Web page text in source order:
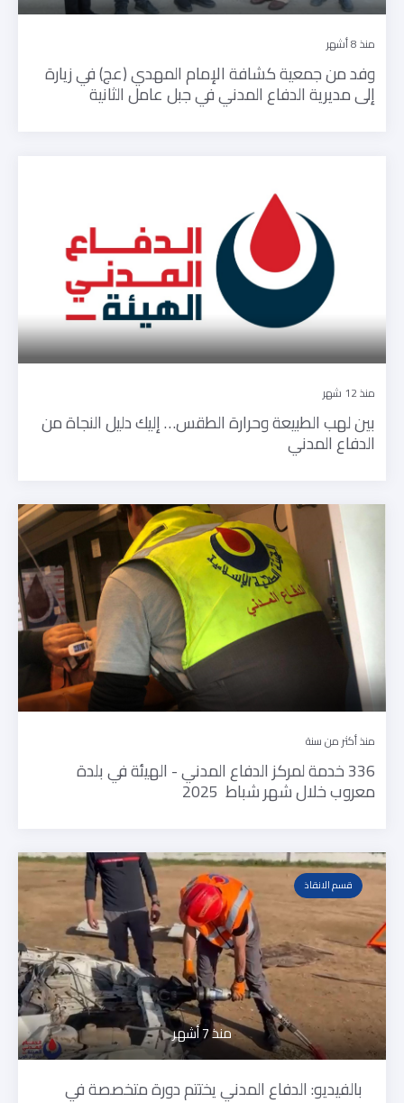
منذ 8 أشهر
وفد من جمعية كشافة الإمام المهدي (عج) في زيارة
إلى مديرية الدفاع المدني في جبل عامل الثانية
منذ 12 شهر
بين لهب الطبيعة وحرارة الطقس… إليك دليل النجاة من
الدفاع المدني
منذ أكثر من سنة
336 خدمة لمركز الدفاع المدني - الهيئة في بلدة
معروب خلال شهر شباط 2025
قسم الانقاذ
منذ 7 أشهر
بالفيديو: الدفاع المدني يختتم دورة متخصصة في